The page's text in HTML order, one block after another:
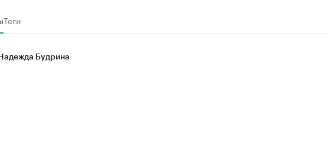
Теги
Надежда Будрина